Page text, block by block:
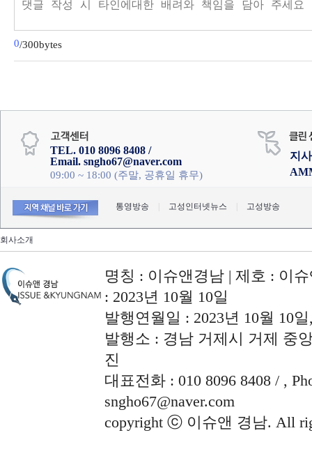
0/300bytes
TEL. 010 8096 8408 /
Email. sngho67@naver.com
09:00 ~ 18:00 (주말, 공휴일 휴무)
지
통영방송 고성인터넷뉴스 고성방송
회사소개
명칭 : 이슈앤경남 | 제호 : 이
: 2023년 10월 10일
발행연월일 : 2023년 10월 10
발행소 : 경남 거제시 거제 중
진
대표전화 : 010 8096 8408 / ,
sngho67@naver.com
copyright ⓒ 이슈앤 경남. All